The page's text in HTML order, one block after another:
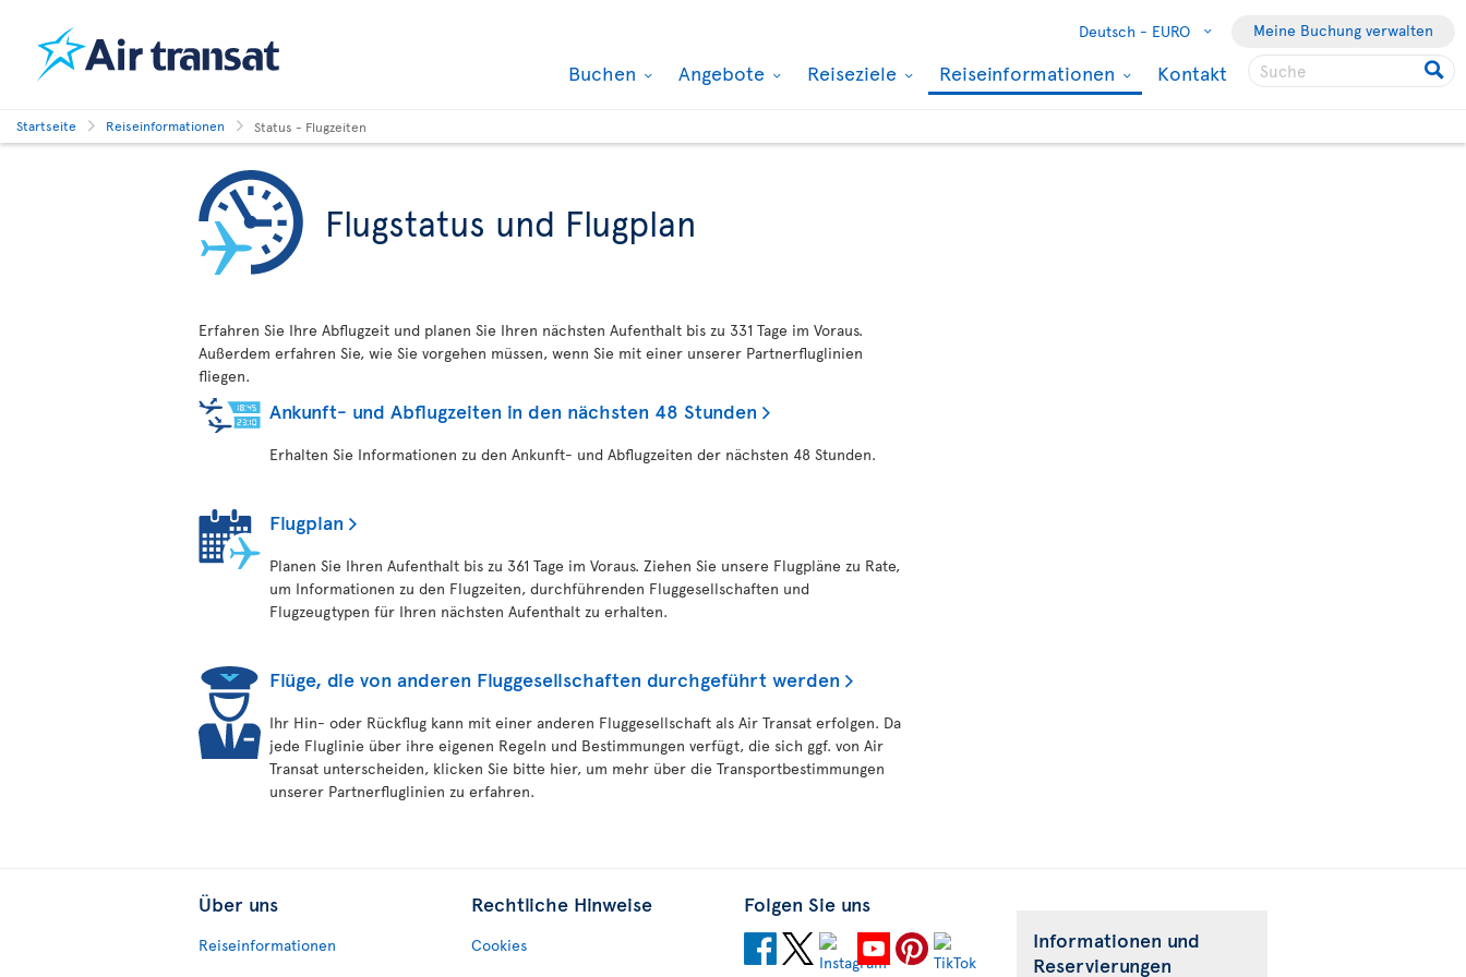
Deutsch - EURO Meine Buchung verwalten
Buchen Angebote Reiseziele Reiseinformationen Kontakt
Startseite Reiseinformationen Status - Flugzeiten
Flugstatus und Flugplan
Erfahren Sie Ihre Abflugzeit und planen Sie Ihren nächsten Aufenthalt bis zu 331 Tage im Voraus.
Außerdem erfahren Sie, wie Sie vorgehen müssen, wenn Sie mit einer unserer Partnerfluglinien
fliegen.
Ankunft- und Abflugzeiten in den nächsten 48 Stunden
Erhalten Sie Informationen zu den Ankunft- und Abflugzeiten der nächsten 48 Stunden.
Flugplan
Planen Sie Ihren Aufenthalt bis zu 361 Tage im Voraus. Ziehen Sie unsere Flugpläne zu Rate,
um Informationen zu den Flugzeiten, durchführenden Fluggesellschaften und
Flugzeugtypen für Ihren nächsten Aufenthalt zu erhalten.
Flüge, die von anderen Fluggesellschaften durchgeführt werden
Ihr Hin- oder Rückflug kann mit einer anderen Fluggesellschaft als Air Transat erfolgen. Da
jede Fluglinie über ihre eigenen Regeln und Bestimmungen verfügt, die sich ggf. von Air
Transat unterscheiden, klicken Sie bitte hier, um mehr über die Transportbestimmungen
unserer Partnerfluglinien zu erfahren.
Über uns
Reiseinformationen
Rechtliche Hinweise
Cookies
Folgen Sie uns
Informationen und
Reservierungen